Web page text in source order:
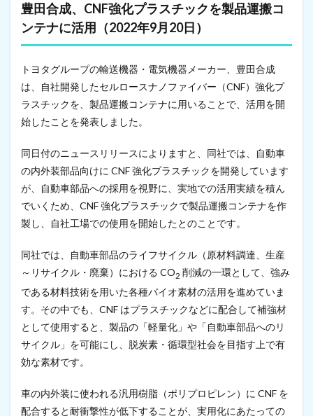
来
C
使
た
粧
が
発
売
（
0
2
9
月
日
）
4
a
豊田合成、CNF強化プラスチックを製品運搬コ
ンテナに活用（2022年9月20日）
トヨタグループの輸送機器・電気機器メーカー、豊田合成
は、自社開発したセルロースナノファイバー（CNF）強化プ
ラスチックを、製品運搬コンテナに用いることで、活用を開
始したことを発表しました。
同日付のニュースリリースによりますと、同社では、自動車
の内外装部品向けに CNF 強化プラスチックを開発しています
が、自動車部品への採用を視野に、実地での活用実績を積ん
でいくため、CNF 強化プラスチックで製品運搬コンテナを作
製し、自社工場での使用を開始したとのことです。
同社では、自動車部品のライフサイクル（原材料調達、生産
～リサイクル・廃棄）における CO2 削減の一環として、強み
である材料技術を用いた各種バイオ素材の活用を進めていま
す。その中でも、CNF はプラスチックなどに配合して補強材
として使用すると、製品の「軽量化」や「自動車部品へのリ
サイクル」を可能にし、脱炭素・循環型社会を目指す上で有
効な素材です。
車の内外装に使われる汎用樹脂（ポリプロピレン）に CNF を
配合すると耐衝撃性が低下することが、実用化にあたっての